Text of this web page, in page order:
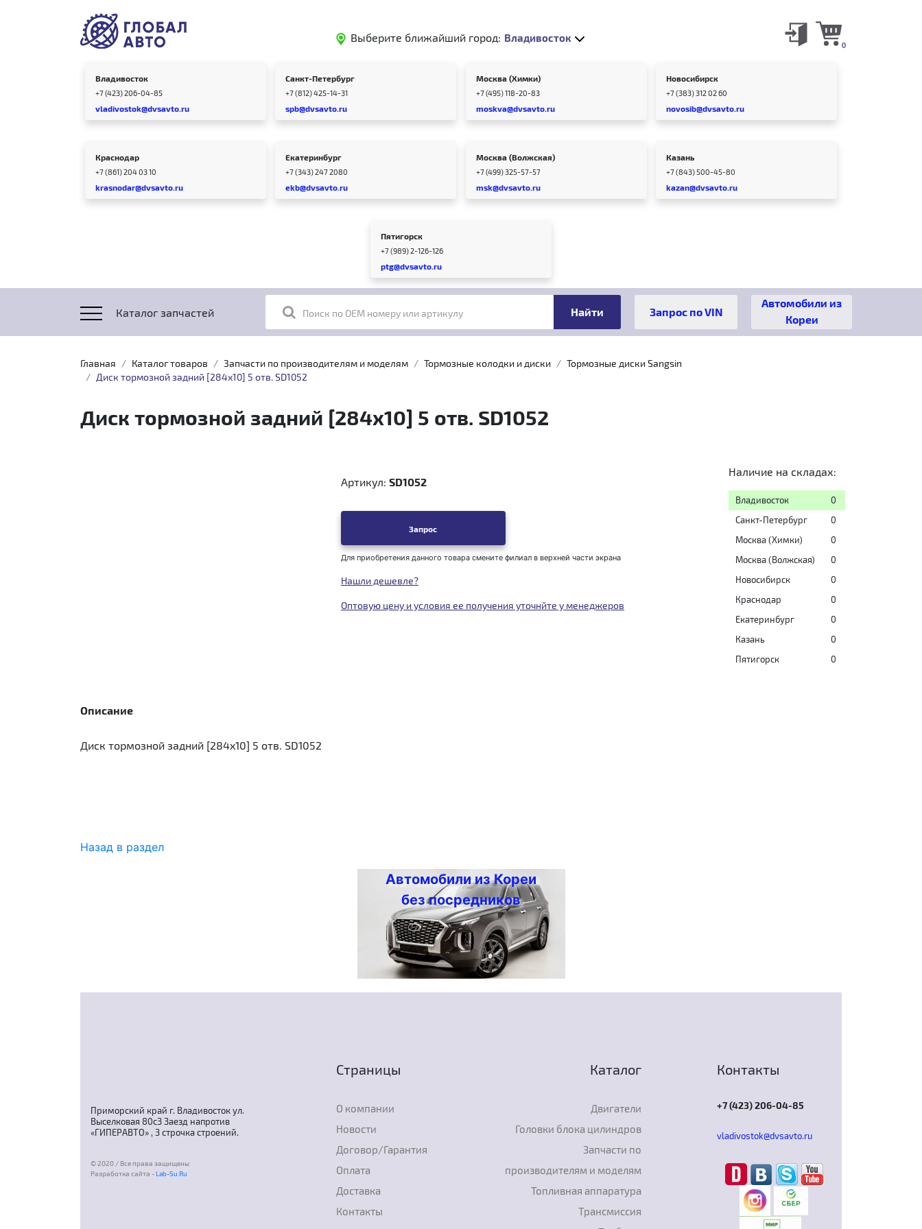
Выберите ближайший город: Владивосток
0
Владивосток
+7 (423) 206-04-85
vladivostok@dvsavto.ru
Санкт-Петербург
+7 (812) 425-14-31
spb@dvsavto.ru
Москва (Химки)
+7 (495) 118-20-83
moskva@dvsavto.ru
Новосибирск
+7 (383) 312 02 60
novosib@dvsavto.ru
Краснодар
+7 (861) 204 03 10
krasnodar@dvsavto.ru
Екатеринбург
+7 (343) 247 2080
ekb@dvsavto.ru
Москва (Волжская)
+7 (499) 325-57-57
msk@dvsavto.ru
Казань
+7 (843) 500-45-80
kazan@dvsavto.ru
Пятигорск
+7 (989) 2-126-126
ptg@dvsavto.ru
Каталог запчастей Поиск по OEM номеру или артикулу
Автомобили из
Кореи
Главная Каталог товаров Запчасти по производителям и моделям Тормозные колодки и диски
Тормозные диски Sangsin
Диск тормозной задний [284x10] 5 отв. SD1052
Диск тормозной задний [284x10] 5 отв. SD1052
Артикул: SD1052
Запрос
Для приобретения данного товара смените филиал в верхней части экрана
Нашли дешевле?
Оптовую цену и условия ее получения уточнйте у менеджеров
Наличие на складах:
Владивосток
0
Санкт-Петербург
0
Москва (Химки)
0
Москва (Волжская)
0
Новосибирск
0
Краснодар
0
Екатеринбург
0
Казань
0
Пятигорск
0
Описание
Диск тормозной задний [284x10] 5 отв. SD1052
Назад в раздел
Автомобили из Кореи
без посредников
Приморский край г. Владивосток ул.
Выселковая 80с3 Заезд напротив
«ГИПЕРАВТО» , 3 строчка строений.
© 2020 / Все права защищены
Разработка сайта -Lab-Su.Ru
Страницы
О компании
Новости
Договор/Гарантия
Оплата
Доставка
Контакты
Каталог
Двигатели
Головки блока цилиндров
Запчасти по
производителям и моделям
Топливная аппаратура
Трансмиссия
Контакты
+7 (423) 206-04-85
vladivostok@dvsavto.ru